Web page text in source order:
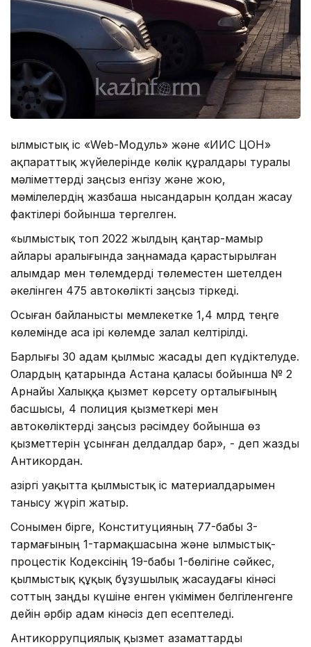
Қылмыстық іс «Web-Модуль» және «ИИС ЦОН»
ақпараттық жүйелерінде көлік құралдары туралы
мәліметтерді заңсыз енгізу және жою,
мәмілелердің жазбаша нысандарын қолдан жасау
фактілері бойынша тергелген.
«Қылмыстық топ 2022 жылдың қаңтар-мамыр
айлары аралығында заңнамада қарастырылған
алымдар мен төлемдерді төлеместен шетелден
әкелінген 475 автокөлікті заңсыз тіркеді.
Осыған байланысты мемлекетке 1,4 млрд теңге
көлемінде аса ірі көлемде залал келтірілді.
Барлығы 30 адам қылмыс жасады деп күдіктелуде.
Олардың қатарында Астана қаласы бойынша № 2
Арнайы Халыққа қызмет көрсету орталығының
басшысы, 4 полиция қызметкері мен
автокөліктерді заңсыз рәсімдеу бойынша өз
қызметтерін ұсынған делдалдар бар», - деп жазды
Антикордан.
Қазіргі уақытта қылмыстық іс материалдарымен
танысу жүріп жатыр.
Сонымен бірге, Конституцияның 77-бабы 3-
тармағының 1-тармақшасына және Қылмыстық-
процестік Кодексінің 19-бабы 1-бөлігіне сәйкес,
қылмыстық құқық бұзушылық жасаудағы кінәсі
соттың заңды күшіне енген үкімімен белгіленгенге
дейін әрбір адам кінәсіз деп есептеледі.
Антикоррупциялық қызмет азаматтарды